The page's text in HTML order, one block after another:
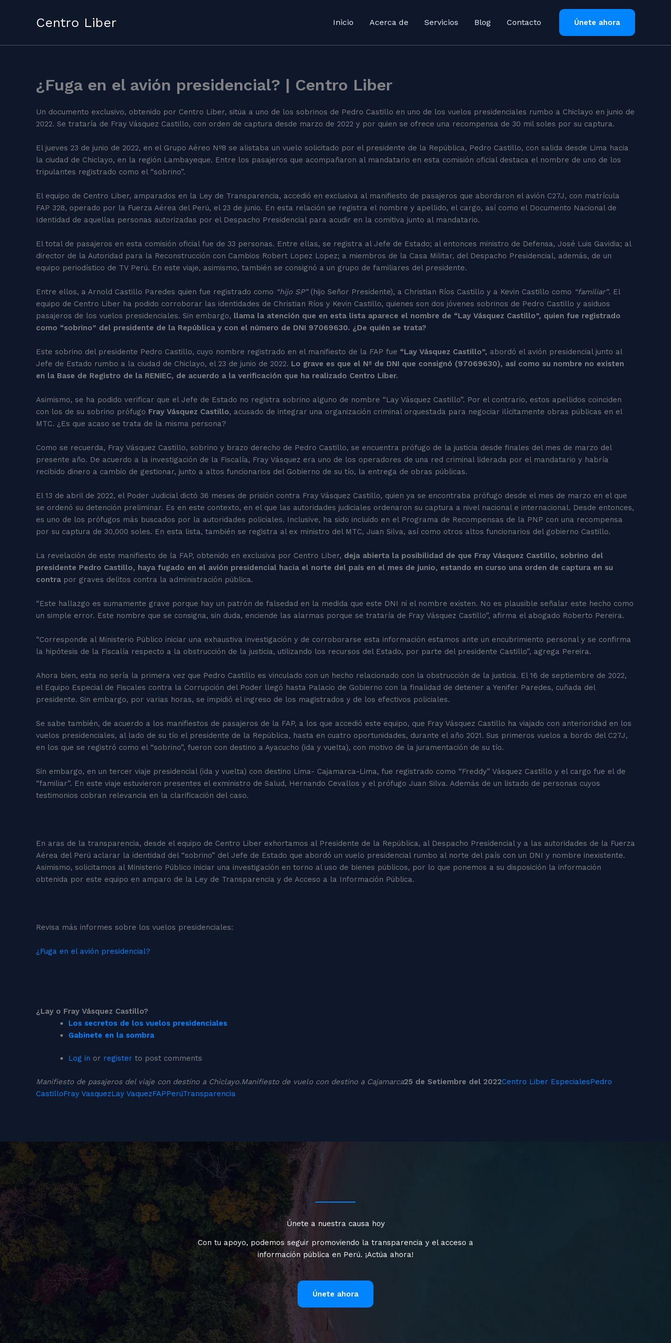
Centro Liber Inicio Acerca de Servicios Blog Contacto Únete ahora
¿Fuga en el avión presidencial? | Centro Liber
Un documento exclusivo, obtenido por Centro Liber, sitúa a uno de los sobrinos de Pedro Castillo en uno de los vuelos presidenciales rumbo a Chiclayo en junio de
2022. Se trataría de Fray Vásquez Castillo, con orden de captura desde marzo de 2022 y por quien se ofrece una recompensa de 30 mil soles por su captura.
El jueves 23 de junio de 2022, en el Grupo Aéreo Nº8 se alistaba un vuelo solicitado por el presidente de la República, Pedro Castillo, con salida desde Lima hacia
la ciudad de Chiclayo, en la región Lambayeque. Entre los pasajeros que acompañaron al mandatario en esta comisión oficial destaca el nombre de uno de los
tripulantes registrado como el “sobrino”.
El equipo de Centro Liber, amparados en la Ley de Transparencia, accedió en exclusiva al manifiesto de pasajeros que abordaron el avión C27J, con matrícula
FAP 328, operado por la Fuerza Aérea del Perú, el 23 de junio. En esta relación se registra el nombre y apellido, el cargo, así como el Documento Nacional de
Identidad de aquellas personas autorizadas por el Despacho Presidencial para acudir en la comitiva junto al mandatario.
El total de pasajeros en esta comisión oficial fue de 33 personas. Entre ellas, se registra al Jefe de Estado; al entonces ministro de Defensa, José Luis Gavidia; al
director de la Autoridad para la Reconstrucción con Cambios Robert Lopez Lopez; a miembros de la Casa Militar, del Despacho Presidencial, además, de un
equipo periodístico de TV Perú. En este viaje, asimismo, también se consignó a un grupo de familiares del presidente.
Entre ellos, a Arnold Castillo Paredes quien fue registrado como “hijo SP”(hijo Señor Presidente), a Christian Ríos Castillo y a Kevin Castillo como “familiar”. El
equipo de Centro Liber ha podido corroborar las identidades de Christian Ríos y Kevin Castillo, quienes son dos jóvenes sobrinos de Pedro Castillo y asiduos
pasajeros de los vuelos presidenciales. Sin embargo, llama la atención que en esta lista aparece el nombre de “Lay Vásquez Castillo”, quien fue registrado
como “sobrino” del presidente de la República y con el número de DNI 97069630. ¿De quién se trata?
Este sobrino del presidente Pedro Castillo, cuyo nombre registrado en el manifiesto de la FAP fue “Lay Vásquez Castillo”, abordó el avión presidencial junto al
Jefe de Estado rumbo a la ciudad de Chiclayo, el 23 de junio de 2022. Lo grave es que el Nº de DNI que consignó (97069630), así como su nombre no existen
en la Base de Registro de la RENIEC, de acuerdo a la verificación que ha realizado Centro Liber.
Asimismo, se ha podido verificar que el Jefe de Estado no registra sobrino alguno de nombre “Lay Vásquez Castillo”. Por el contrario, estos apellidos coinciden
con los de su sobrino prófugo Fray Vásquez Castillo, acusado de integrar una organización criminal orquestada para negociar ilícitamente obras públicas en el
MTC. ¿Es que acaso se trata de la misma persona?
Como se recuerda, Fray Vásquez Castillo, sobrino y brazo derecho de Pedro Castillo, se encuentra prófugo de la justicia desde finales del mes de marzo del
presente año. De acuerdo a la investigación de la Fiscalía, Fray Vásquez era uno de los operadores de una red criminal liderada por el mandatario y habría
recibido dinero a cambio de gestionar, junto a altos funcionarios del Gobierno de su tío, la entrega de obras públicas.
El 13 de abril de 2022, el Poder Judicial dictó 36 meses de prisión contra Fray Vásquez Castillo, quien ya se encontraba prófugo desde el mes de marzo en el que
se ordenó su detención preliminar. Es en este contexto, en el que las autoridades judiciales ordenaron su captura a nivel nacional e internacional. Desde entonces,
es uno de los prófugos más buscados por la autoridades policiales. Inclusive, ha sido incluido en el Programa de Recompensas de la PNP con una recompensa
por su captura de 30,000 soles. En esta lista, también se registra al ex ministro del MTC, Juan Silva, así como otros altos funcionarios del gobierno Castillo.
La revelación de este manifiesto de la FAP, obtenido en exclusiva por Centro Liber, deja abierta la posibilidad de que Fray Vásquez Castillo, sobrino del
presidente Pedro Castillo, haya fugado en el avión presidencial hacia el norte del país en el mes de junio, estando en curso una orden de captura en su
contra por graves delitos contra la administración pública.
“Este hallazgo es sumamente grave porque hay un patrón de falsedad en la medida que este DNI ni el nombre existen. No es plausible señalar este hecho como
un simple error. Este nombre que se consigna, sin duda, enciende las alarmas porque se trataría de Fray Vásquez Castillo”, afirma el abogado Roberto Pereira.
“Corresponde al Ministerio Público iniciar una exhaustiva investigación y de corroborarse esta información estamos ante un encubrimiento personal y se confirma
la hipótesis de la Fiscalía respecto a la obstrucción de la justicia, utilizando los recursos del Estado, por parte del presidente Castillo”, agrega Pereira.
Ahora bien, esta no sería la primera vez que Pedro Castillo es vinculado con un hecho relacionado con la obstrucción de la justicia. El 16 de septiembre de 2022,
el Equipo Especial de Fiscales contra la Corrupción del Poder llegó hasta Palacio de Gobierno con la finalidad de detener a Yenifer Paredes, cuñada del
presidente. Sin embargo, por varias horas, se impidió el ingreso de los magistrados y de los efectivos policiales.
Se sabe también, de acuerdo a los manifiestos de pasajeros de la FAP, a los que accedió este equipo, que Fray Vásquez Castillo ha viajado con anterioridad en los
vuelos presidenciales, al lado de su tío el presidente de la República, hasta en cuatro oportunidades, durante el año 2021. Sus primeros vuelos a bordo del C27J,
en los que se registró como el “sobrino”, fueron con destino a Ayacucho (ida y vuelta), con motivo de la juramentación de su tío.
Sin embargo, en un tercer viaje presidencial (ida y vuelta) con destino Lima- Cajamarca-Lima, fue registrado como “Freddy” Vásquez Castillo y el cargo fue el de
“familiar”. En este viaje estuvieron presentes el exministro de Salud, Hernando Cevallos y el prófugo Juan Silva. Además de un listado de personas cuyos
testimonios cobran relevancia en la clarificación del caso.
En aras de la transparencia, desde el equipo de Centro Liber exhortamos al Presidente de la República, al Despacho Presidencial y a las autoridades de la Fuerza
Aérea del Perú aclarar la identidad del “sobrino” del Jefe de Estado que abordó un vuelo presidencial rumbo al norte del país con un DNI y nombre inexistente.
Asimismo, solicitamos al Ministerio Público iniciar una investigación en torno al uso de bienes públicos, por lo que ponemos a su disposición la información
obtenida por este equipo en amparo de la Ley de Transparencia y de Acceso a la Información Pública.
Revisa más informes sobre los vuelos presidenciales:
¿Fuga en el avión presidencial?
¿Lay o Fray Vásquez Castillo?
Los secretos de los vuelos presidenciales
Gabinete en la sombra
Log in or register to post comments
Manifiesto de pasajeros del viaje con destino a Chiclayo.Manifiesto de vuelo con destino a Cajamarca25 de Setiembre del 2022Centro Liber EspecialesPedro
CastilloFray VasquezLay VaquezFAPPerúTransparencia
Únete a nuestra causa hoy
Con tu apoyo, podemos seguir promoviendo la transparencia y el acceso a
información pública en Perú. ¡Actúa ahora!
Únete ahora